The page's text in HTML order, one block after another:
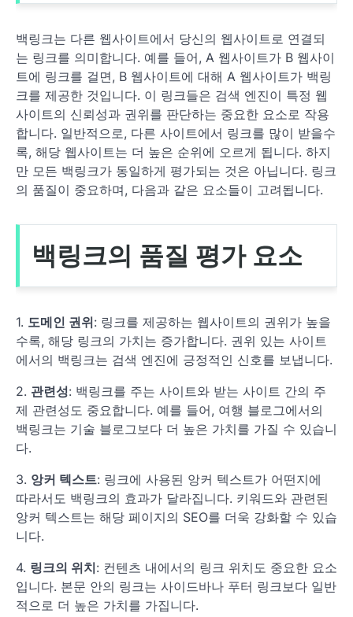
백링크는 다른 웹사이트에서 당신의 웹사이트로 연결되
는 링크를 의미합니다. 예를 들어, A 웹사이트가 B 웹사이
트에 링크를 걸면, B 웹사이트에 대해 A 웹사이트가 백링
크를 제공한 것입니다. 이 링크들은 검색 엔진이 특정 웹
사이트의 신뢰성과 권위를 판단하는 중요한 요소로 작용
합니다. 일반적으로, 다른 사이트에서 링크를 많이 받을수
록, 해당 웹사이트는 더 높은 순위에 오르게 됩니다. 하지
만 모든 백링크가 동일하게 평가되는 것은 아닙니다. 링크
의 품질이 중요하며, 다음과 같은 요소들이 고려됩니다.
백링크의 품질 평가 요소
1. 도메인 권위: 링크를 제공하는 웹사이트의 권위가 높을
수록, 해당 링크의 가치는 증가합니다. 권위 있는 사이트
에서의 백링크는 검색 엔진에 긍정적인 신호를 보냅니다.
2. 관련성: 백링크를 주는 사이트와 받는 사이트 간의 주
제 관련성도 중요합니다. 예를 들어, 여행 블로그에서의
백링크는 기술 블로그보다 더 높은 가치를 가질 수 있습니
다.
3. 앙커 텍스트: 링크에 사용된 앙커 텍스트가 어떤지에
따라서도 백링크의 효과가 달라집니다. 키워드와 관련된
앙커 텍스트는 해당 페이지의 SEO를 더욱 강화할 수 있습
니다.
4. 링크의 위치: 컨텐츠 내에서의 링크 위치도 중요한 요소
입니다. 본문 안의 링크는 사이드바나 푸터 링크보다 일반
적으로 더 높은 가치를 가집니다.